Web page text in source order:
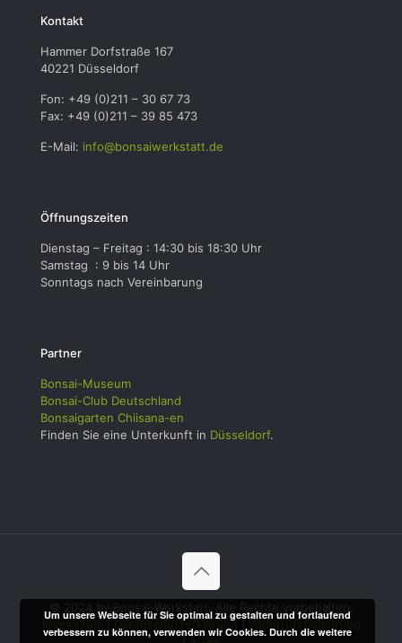
Kontakt
Hammer Dorfstraße 167
40221 Düsseldorf
Fon: +49 (0)211 – 30 67 73
Fax: +49 (0)211 – 39 85 473
E-Mail: info@bonsaiwerkstatt.de
Öffnungszeiten
Dienstag – Freitag : 14:30 bis 18:30 Uhr
Samstag : 9 bis 14 Uhr
Sonntags nach Vereinbarung
Partner
Bonsai-Museum
Bonsai-Club Deutschland
Bonsaigarten Chiisana-en
Finden Sie eine Unterkunft in Düsseldorf.
© 2024 by Bonsai-Werkstatt. Alle Rechte vorbehalten.
Datenschutzerklärung
Um unsere Webseite für Sie optimal zu gestalten und fortlaufend
verbessern zu können, verwenden wir Cookies. Durch die weitere